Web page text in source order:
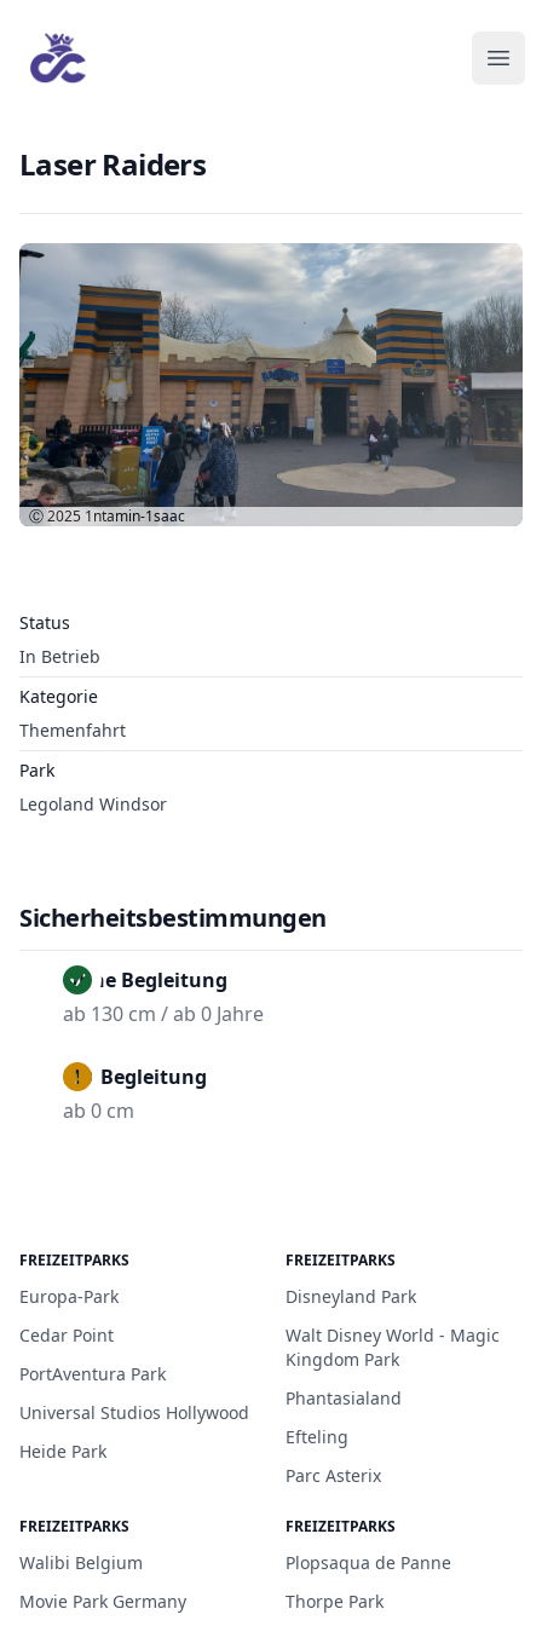
Laser Raiders
Status
In Betrieb
Kategorie
Themenfahrt
Park
Legoland Windsor
Ⓒ 2025 1ntamin-1saac
Sicherheitsbestimmungen
Ohne Begleitung
ab 130 cm / ab 0 Jahre
Mit Begleitung
ab 0 cm
FREIZEITPARKS
Europa-Park
Cedar Point
PortAventura Park
Universal Studios Hollywood
Heide Park
FREIZEITPARKS
Disneyland Park
Walt Disney World - Magic
Kingdom Park
Phantasialand
Efteling
Parc Asterix
FREIZEITPARKS
Walibi Belgium
Movie Park Germany
FREIZEITPARKS
Plopsaqua de Panne
Thorpe Park